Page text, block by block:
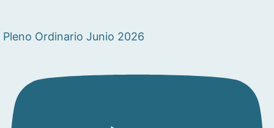
Pleno Ordinario Junio 2026